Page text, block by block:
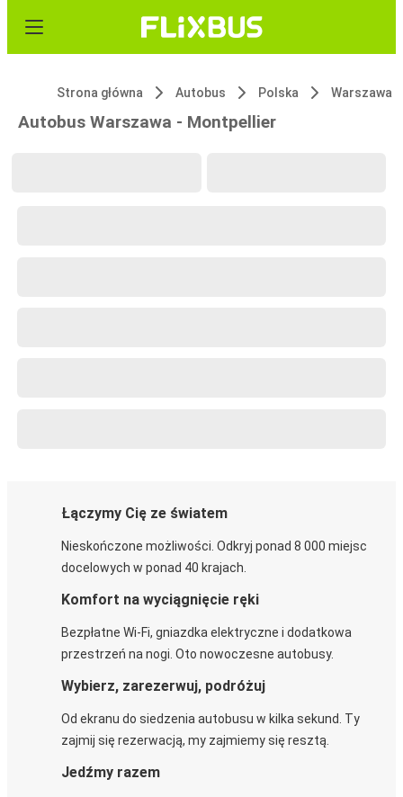
Strona główna Autobus Polska Warszawa
Autobus Warszawa - Montpellier
Łączymy Cię ze światem
Nieskończone możliwości. Odkryj ponad 8 000 miejsc
docelowych w ponad 40 krajach.
Komfort na wyciągnięcie ręki
Bezpłatne Wi-Fi, gniazdka elektryczne i dodatkowa
przestrzeń na nogi. Oto nowoczesne autobusy.
Wybierz, zarezerwuj, podróżuj
Od ekranu do siedzenia autobusu w kilka sekund. Ty
zajmij się rezerwacją, my zajmiemy się resztą.
Jedźmy razem